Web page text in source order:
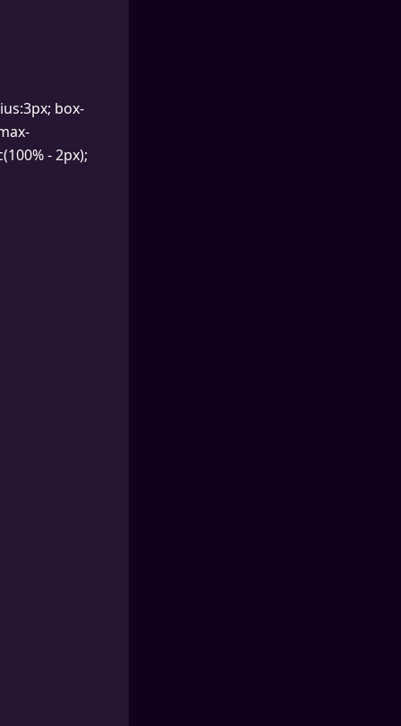
box-
- 2px);